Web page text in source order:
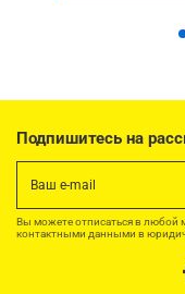
Подпишитесь на
Вы можете отписаться в любой
контактными данными в